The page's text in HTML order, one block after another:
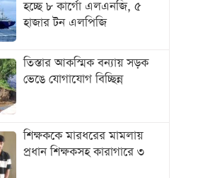
হচ্ছে ৮ কার্গো এলএনজি, ৫
হাজার টন এলপিজি
তিস্তার আকস্মিক বন্যায় সড়ক
ভেঙে যোগাযোগ বিচ্ছিন্ন
শিক্ষককে মারধরের মামলায়
প্রধান শিক্ষকসহ কারাগারে ৩